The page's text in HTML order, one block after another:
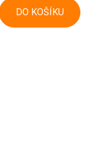
DO KOŠÍKU